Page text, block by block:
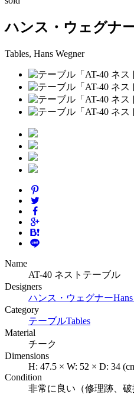
ハンス・ウェグナ
Tables, Hans Wegner
Name
AT-40 ネストテーブル
Designers
ハンス・ウェグナー
Category
テーブルTables
Material
チーク
Dimensions
H: 47.5 × W: 52 × D: 34
Condition
非常に良い（修理跡、破